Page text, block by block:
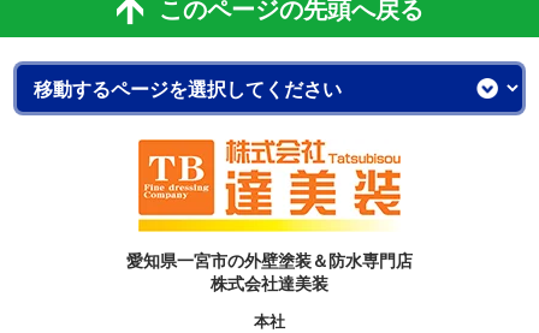
このページの先頭へ戻る
愛知県一宮市の外壁塗装＆防水専門店
株式会社達美装
本社